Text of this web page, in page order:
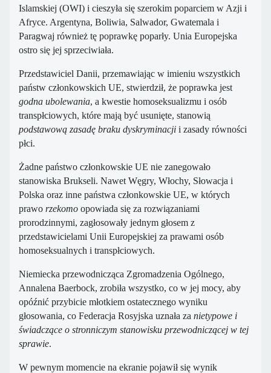
Islamskiej (OWI) i cieszyła się szerokim poparciem w Azji i
Afryce. Argentyna, Boliwia, Salwador, Gwatemala i
Paragwaj również tę poprawkę poparły. Unia Europejska
ostro się jej sprzeciwiała.
Przedstawiciel Danii, przemawiając w imieniu wszystkich
państw członkowskich UE, stwierdził, że poprawka jest
godna ubolewania, a kwestie homoseksualizmu i osób
transpłciowych, które mają być usunięte, stanowią
podstawową zasadę braku dyskryminacji i zasady równości
płci.
Żadne państwo członkowskie UE nie zanegowało
stanowiska Brukseli. Nawet Węgry, Włochy, Słowacja i
Polska oraz inne państwa członkowskie UE, w których
prawo rzekomo opowiada się za rozwiązaniami
prorodzinnymi, zagłosowały jednym głosem z
przedstawicielami Unii Europejskiej za prawami osób
homoseksualnych i transpłciowych.
Niemiecka przewodnicząca Zgromadzenia Ogólnego,
Annalena Baerbock, zrobiła wszystko, co w jej mocy, aby
opóźnić przybicie młotkiem ostatecznego wyniku
głosowania, co Federacja Rosyjska uznała za nietypowe i
świadczące o stronniczym stanowisku przewodniczącej w tej
sprawie.
W pewnym momencie na ekranie pojawił się wynik